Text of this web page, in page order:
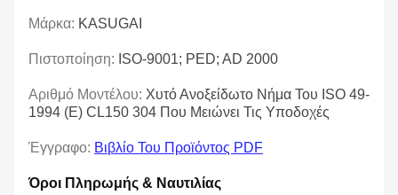
Μάρκα: KASUGAI
Πιστοποίηση: ISO-9001; PED; AD 2000
Αριθμό Μοντέλου: Χυτό Ανοξείδωτο Νήμα Του ISO 49-
1994 (Ε) CL150 304 Που Μειώνει Τις Υποδοχές
Έγγραφο: Βιβλίο Του Προϊόντος PDF
Όροι Πληρωμής & Ναυτιλίας